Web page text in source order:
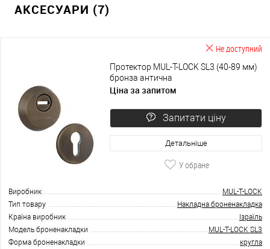
АКСЕСУАРИ (7)
Не доступний
Протектор MUL-T-LOCK SL3 (40-89 мм)
бронза антична
Ціна за запитом
Запитати ціну
Детальніше
У обране
Виробник
MUL-T-LOCK
Тип товару
Накладна броненакладка
Країна виробник
Ізраїль
Модель броненакладки
MUL-T-LOCK SL3
Форма броненакладки
кругла